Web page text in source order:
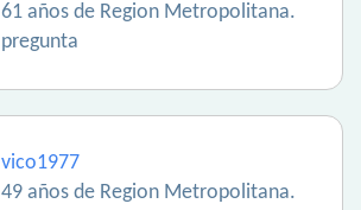
61 años de Region Metropolitana.
pregunta
vico1977
49 años de Region Metropolitana.